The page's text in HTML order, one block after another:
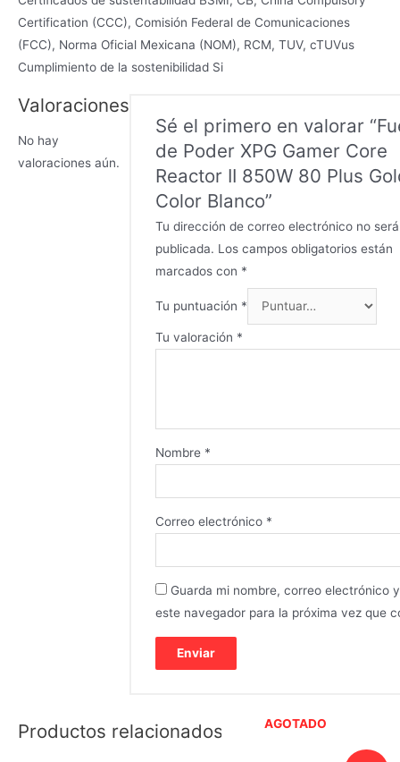
Certification (CCC), Comisión Federal de Comunicaciones
(FCC), Norma Oficial Mexicana (NOM), RCM, TUV, cTUVus
Cumplimiento de la sostenibilidad Si
Valoraciones
No hay
valoraciones aún.
Sé el primero en valorar
de Poder XPG Gamer Core
Reactor II 850W 80 Plus
Color Blanco”
Tu dirección de correo electrónico no será
publicada. Los campos obligatorios están
marcados con *
Tu puntuación *
Tu valoración *
Nombre *
Correo electrónico *
Guarda mi nombre, correo electrónico
este navegador para la próxima vez que
Productos relacionados AGOTADO